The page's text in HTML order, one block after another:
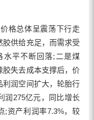
格总体呈震荡下行走
供给充足，而需求受
水平不断回落;二是煤
胶失去成本支撑后，价
利润空间扩大，轮胎行
润275亿元，同比增长
;资产利润率7.3%，较